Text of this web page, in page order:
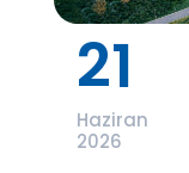
21
Haziran
2026